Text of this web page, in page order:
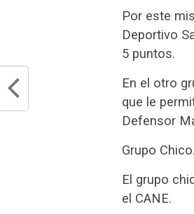
Por este
Deportivo
5 puntos.
En el otro
que le
Defensor
Grupo Chico.
El grupo
el CANE.